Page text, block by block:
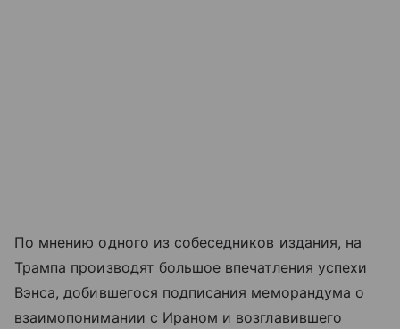
По мнению одного из собеседников издания, на
Трампа производят большое впечатления успехи
Вэнса, добившегося подписания меморандума о
взаимопонимании с Ираном и возглавившего